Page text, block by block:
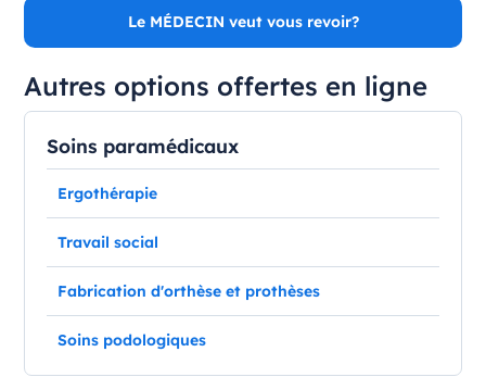
Le MÉDECIN veut vous revoir?
Autres options offertes en ligne
Soins paramédicaux
Ergothérapie
Travail social
Fabrication d'orthèse et prothèses
Soins podologiques